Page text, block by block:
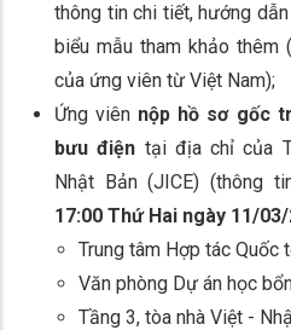
thông tin chi tiết, hướng
biểu mẫu tham khảo
của ứng viên từ Việt Nam);
Ứng viên nộp hồ sơ gốc
bưu điện tại địa chỉ của
Nhật Bản (JICE) (thông
17:00 Thứ Hai ngày 11/
Trung tâm Hợp tác Quốc
Văn phòng Dự án học
Tầng 3, tòa nhà Việt -